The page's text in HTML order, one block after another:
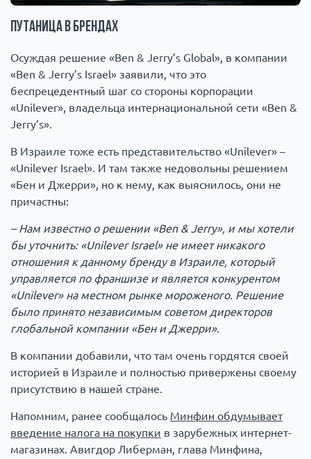
Путаница в брендах
Осуждая решение «Ben & Jerry’s Global», в компании
«Ben & Jerry’s Israel» заявили, что это
беспрецедентный шаг со стороны корпорации
«Unilever», владельца интернациональной сети «Ben &
Jerry’s».
В Израиле тоже есть представительство «Unilever» –
«Unilever Israel». И там также недовольны решением
«Бен и Джерри», но к нему, как выяснилось, они не
причастны:
– Нам известно о решении «Ben & Jerry», и мы хотели
бы уточнить: «Unilever Israel» не имеет никакого
отношения к данному бренду в Израиле, который
управляется по франшизе и является конкурентом
«Unilever» на местном рынке мороженого. Решение
было принято независимым советом директоров
глобальной компании «Бен и Джерри».
В компании добавили, что там очень гордятся своей
историей в Израиле и полностью привержены своему
присутствию в нашей стране.
Напомним, ранее сообщалось Минфин обдумывает
введение налога на покупки в зарубежных интернет-
магазинах. Авигдор Либерман, глава Минфина,